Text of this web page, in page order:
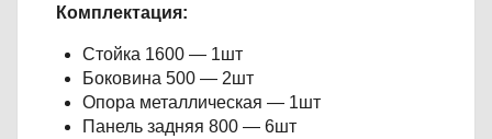
Комплектация:
Стойка 1600 — 1шт
Боковина 500 — 2шт
Опора металлическая — 1шт
Панель задняя 800 — 6шт